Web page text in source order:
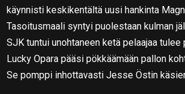
käynnisti keskikentältä uusi hankinta
Tasoitusmaali syntyi puolestaan kulman
SJK tuntui unohtaneen ketä pelaajaa tulee
Lucky Opara pääsi pökkäämään pallon
Se pomppi inhottavasti Jesse Östin